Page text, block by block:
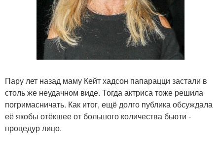
Пару лет назад маму Кейт хадсон папарацци застали в
столь же неудачном виде. Тогда актриса тоже решила
погримасничать. Как итог, ещё долго публика обсуждала
её якобы отёкшее от большого количества бьюти -
процедур лицо.